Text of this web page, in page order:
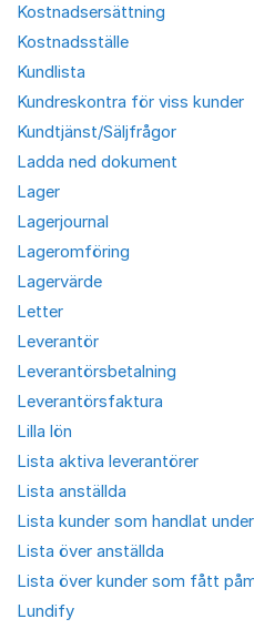
Kostnadsersättning
Kostnadsställe
Kundlista
Kundreskontra för viss kunder
Kundtjänst/Säljfrågor
Ladda ned dokument
Lager
Lagerjournal
Lageromföring
Lagervärde
Letter
Leverantör
Leverantörsbetalning
Leverantörsfaktura
Lilla lön
Lista aktiva leverantörer
Lista anställda
Lista kunder som handlat
Lista över anställda
Lista över kunder som fått
Lundify